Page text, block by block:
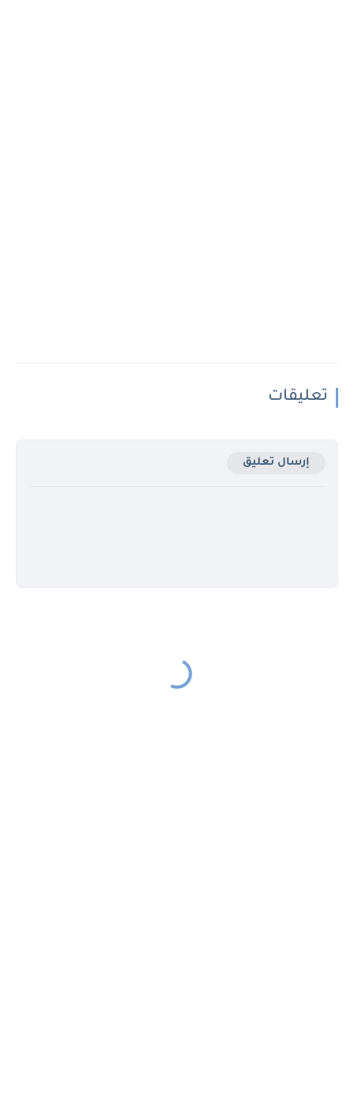
تعليقات
إرسال تعليق